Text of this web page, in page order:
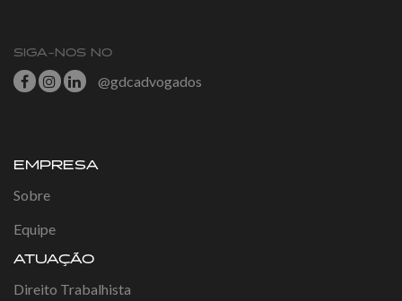
SIGA-NOS NO
@gdcadvogados
EMPRESA
Sobre
Equipe
ATUAÇÃO
Direito Trabalhista